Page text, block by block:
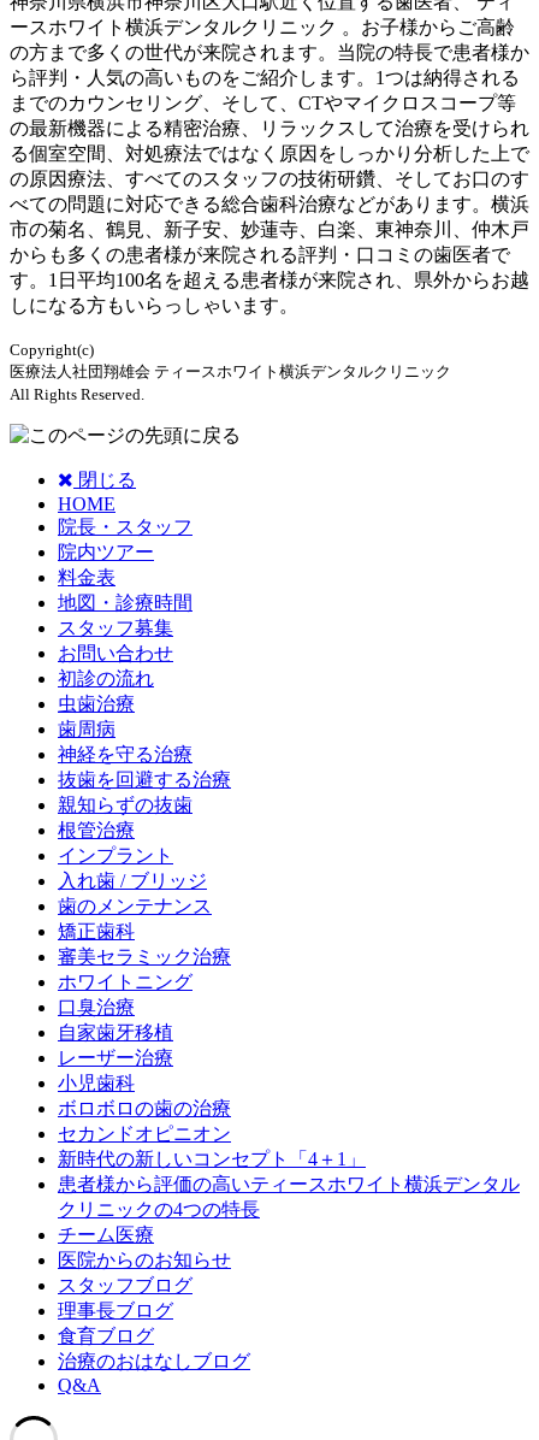
ースホワイト横浜デンタルクリニック 。お子様からご高齢
の方まで多くの世代が来院されます。当院の特長で患者様か
ら評判・人気の高いものをご紹介します。1つは納得される
までのカウンセリング、そして、CTやマイクロスコープ等
の最新機器による精密治療、リラックスして治療を受けられ
る個室空間、対処療法ではなく原因をしっかり分析した上で
の原因療法、すべてのスタッフの技術研鑽、そしてお口のす
べての問題に対応できる総合歯科治療などがあります。横浜
市の菊名、鶴見、新子安、妙蓮寺、白楽、東神奈川、仲木戸
からも多くの患者様が来院される評判・口コミの歯医者で
す。1日平均100名を超える患者様が来院され、県外からお越
しになる方もいらっしゃいます。
Copyright(c)
医療法人社団翔雄会 ティースホワイト横浜デンタルクリニック
All Rights Reserved.
閉じる
HOME
院長・スタッフ
院内ツアー
料金表
地図・診療時間
スタッフ募集
お問い合わせ
初診の流れ
虫歯治療
歯周病
神経を守る治療
抜歯を回避する治療
親知らずの抜歯
根管治療
インプラント
入れ歯 / ブリッジ
歯のメンテナンス
矯正歯科
審美セラミック治療
ホワイトニング
口臭治療
自家歯牙移植
レーザー治療
小児歯科
ボロボロの歯の治療
セカンドオピニオン
新時代の新しいコンセプト「4＋1」
患者様から評価の高いティースホワイト横浜デンタル
クリニックの4つの特長
チーム医療
医院からのお知らせ
スタッフブログ
理事長ブログ
食育ブログ
治療のおはなしブログ
Q&A